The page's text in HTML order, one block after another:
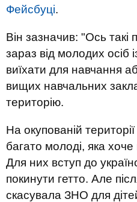
Фейсбуці.
Він зазначив: "Ось
зараз від молодих осіб
виїхати для навчання
вищих навчальних
територію.
На окупованій
багато молоді, яка хоче
Для них вступ до
покинути гетто. Але
скасувала ЗНО для